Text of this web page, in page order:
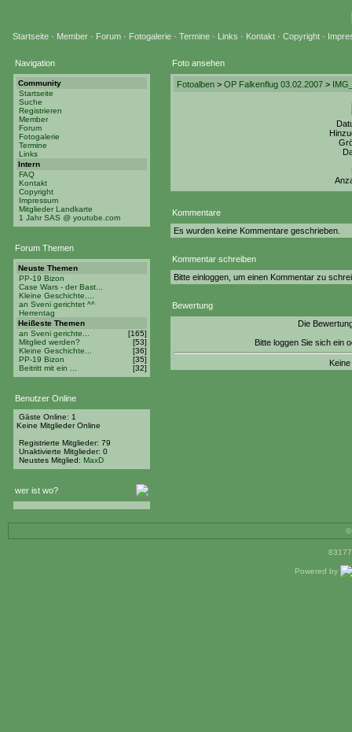
Startseite · Member · Forum · Fotogalerie · Termine · Links · Kontakt · Copyright ·
Navigation
Community
Startseite
Suche
Registrieren
Member
Forum
Fotogalerie
Termine
Links
Intern
FAQ
Kontakt
Copyright
Impressum
Mitglieder Landkarte
1 Jahr SAS @ youtube.com
Forum Themen
Neuste Themen
PP-19 Bizon
Case Wars - der Bast...
Kleine Geschichte....
an Sveni gerichtet ^^
Herrentag
Heißeste Themen
an Sveni gerichte...
[165]
Mitglied werden?
[53]
Kleine Geschichte...
[36]
PP-19 Bizon
[35]
Beitritt mit ein ...
[32]
Benutzer Online
Gäste Online: 1
Keine Mitglieder Online
Registrierte Mitglieder: 79
Unaktivierte Mitglieder: 0
Neustes Mitglied: MaxD
wer ist wo?
Foto ansehen
Fotoalben > OP Falkenflug 03.02.2007 >
Kommentare
Es wurden keine Kommentare geschrieben.
Kommentar schreiben
Bitte einloggen, um einen Kommentar zu
Bewertung
Die
Bitte loggen Sie sich ein
©
Powered by